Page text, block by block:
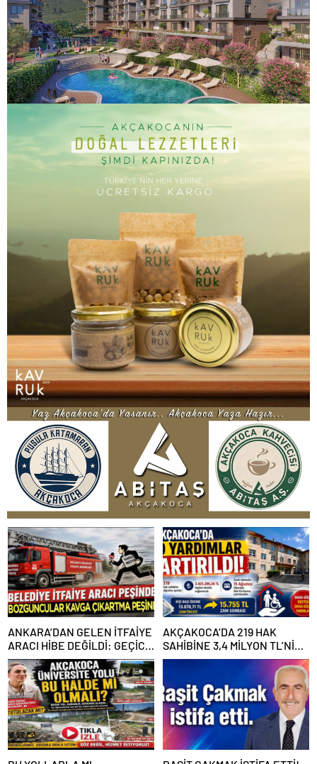
ANKARA’DAN GELEN İTFAİYE
ARACI HİBE DEĞİLDİ: GEÇİCİ
GÖREVLENDİRME SONA ERDİ
AKÇAKOCA’DA 219 HAK
SAHİBİNE 3,4 MİLYON TL’NİN
ÜZERİNDE DESTEK